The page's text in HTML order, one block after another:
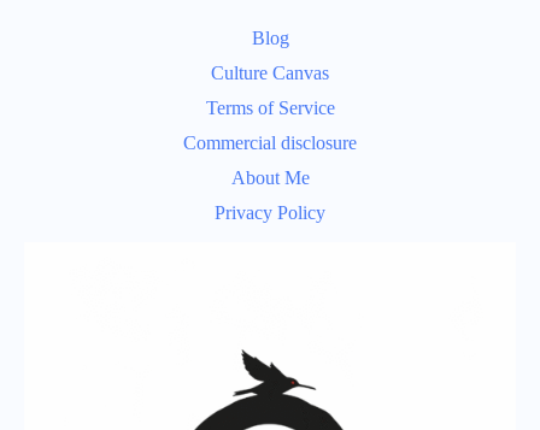
Blog
Culture Canvas
Terms of Service
Commercial disclosure
About Me
Privacy Policy